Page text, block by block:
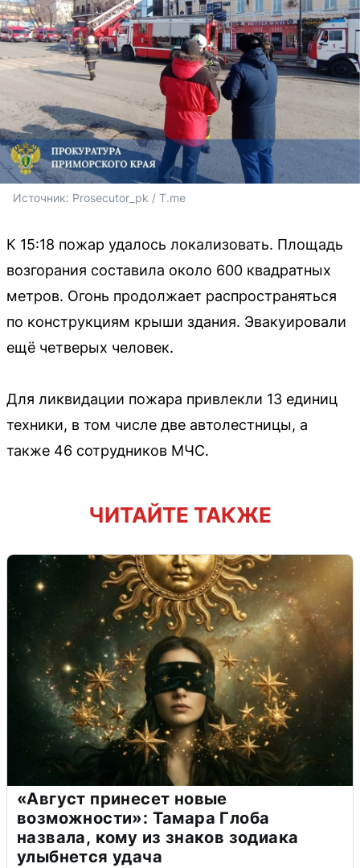
Источник: Prosecutor_pk / T.me
К 15:18 пожар удалось локализовать. Площадь
возгорания составила около 600 квадратных
метров. Огонь продолжает распространяться
по конструкциям крыши здания. Эвакуировали
ещё четверых человек.
Для ликвидации пожара привлекли 13 единиц
техники, в том числе две автолестницы, а
также 46 сотрудников МЧС.
ЧИТАЙТЕ ТАКЖЕ
«Август принесет новые
возможности»: Тамара Глоба
назвала, кому из знаков зодиака
улыбнется удача